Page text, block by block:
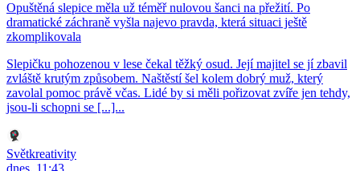
Opuštěná slepice měla už téměř nulovou šanci na přežití. Po
dramatické záchraně vyšla najevo pravda, která situaci ještě
zkomplikovala
Slepičku pohozenou v lese čekal těžký osud. Její majitel se jí zbavil
zvláště krutým způsobem. Naštěstí šel kolem dobrý muž, který
zavolal pomoc právě včas. Lidé by si měli pořizovat zvíře jen tehdy,
jsou-li schopni se [...]...
Světkreativity